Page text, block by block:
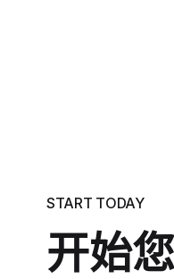
START TODAY
开始